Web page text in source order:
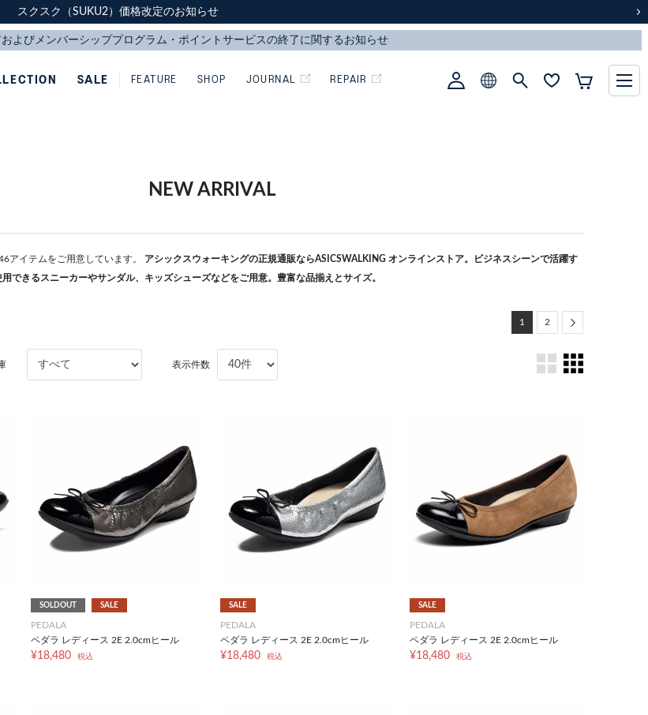
スクスク（SUKU2）価格改定のお知らせ
配送に関するお知らせ
スクスク（SUKU2）価格改定のお知らせ
配送に関するお知らせ
SALE FEATURE SHOP JOURNAL REPAIR
NEW ARRIVAL
アイテムをご用意しています。 アシックスウォーキングの正規通販ならASICSWALKING オンラインストア。ビジネスシーンで活躍す
できるスニーカーやサンダル、キッズシューズなどをご用意。豊富な品揃えとサイズ。
1 2 Next
表示件数
SOLDOUT SALE
PEDALA
ペダラ レディース 2E 2.0cmヒール
¥18,480 税込
SALE
PEDALA
ペダラ レディース 2E 2.0cmヒール
¥18,480 税込
SALE
PEDALA
ペダラ レディース 2E 2.0cmヒール
¥18,480 税込